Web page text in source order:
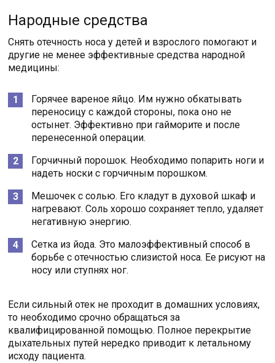
Народные средства
Снять отечность носа у детей и взрослого помогают и
другие не менее эффективные средства народной
медицины:
Горячее вареное яйцо. Им нужно обкатывать
переносицу с каждой стороны, пока оно не
остынет. Эффективно при гайморите и после
перенесенной операции.
Горчичный порошок. Необходимо попарить ноги и
надеть носки с горчичным порошком.
Мешочек с солью. Его кладут в духовой шкаф и
нагревают. Соль хорошо сохраняет тепло, удаляет
негативную энергию.
Сетка из йода. Это малоэффективный способ в
борьбе с отечностью слизистой носа. Ее рисуют на
носу или ступнях ног.
Если сильный отек не проходит в домашних условиях,
то необходимо срочно обращаться за
квалифицированной помощью. Полное перекрытие
дыхательных путей нередко приводит к летальному
исходу пациента.